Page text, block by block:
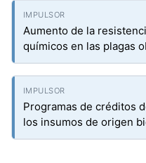
Aumento de la
químicos en las plagas
Programas de créditos
los insumos de origen